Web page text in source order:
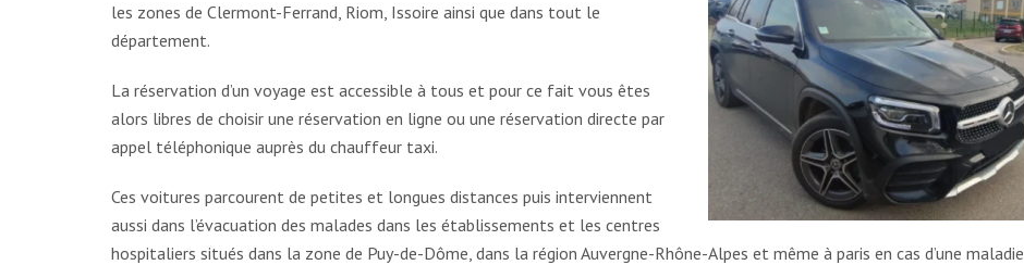
les zones de Clermont-Ferrand, Riom, Issoire ainsi que dans tout le
département.
La réservation d’un voyage est accessible à tous et pour ce fait vous êtes
alors libres de choisir une réservation en ligne ou une réservation directe par
appel téléphonique auprès du chauffeur taxi.
Ces voitures parcourent de petites et longues distances puis interviennent
aussi dans l’évacuation des malades dans les établissements et les centres
hospitaliers situés dans la zone de Puy-de-Dôme, dans la région Auvergne-Rhône-Alpes et même à paris en cas d’une maladie